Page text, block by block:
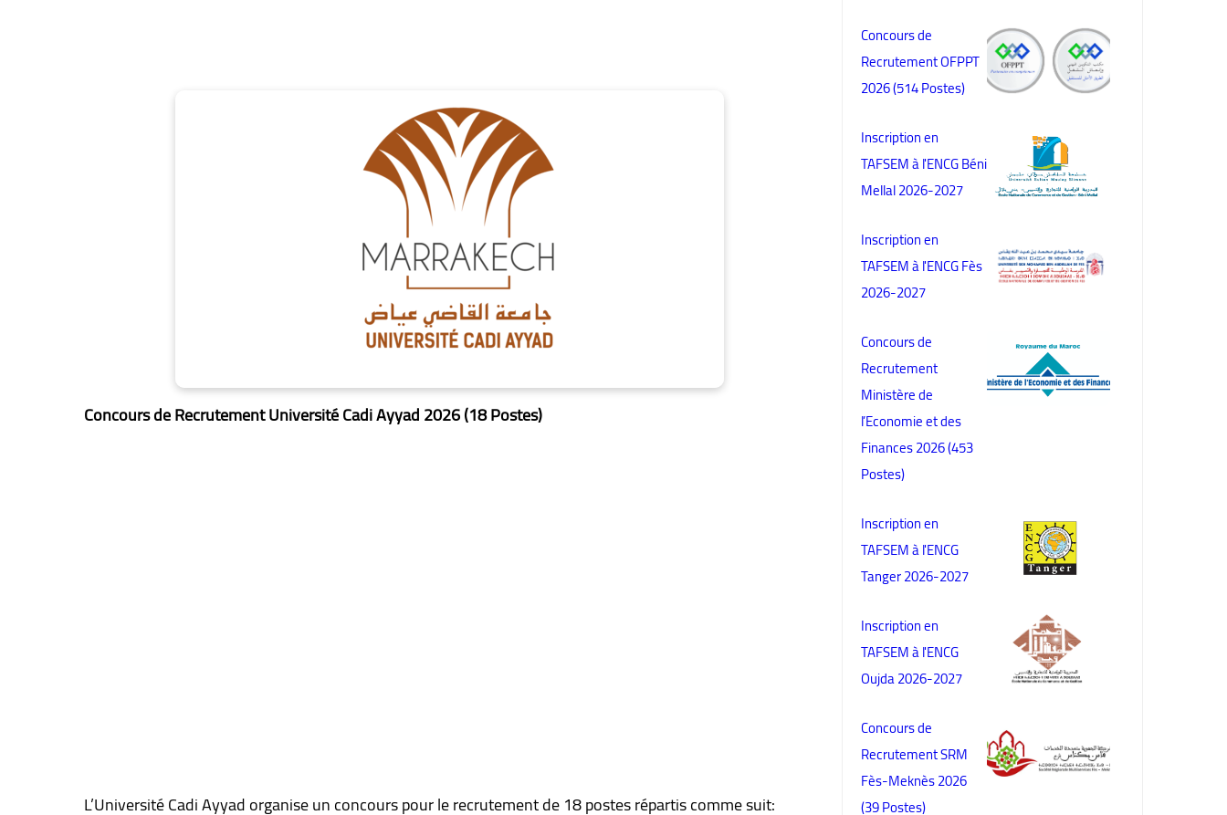
Concours de Recrutement Université Cadi Ayyad 2026 (18 Postes)
L’Université Cadi Ayyad organise un concours pour le recrutement de 18 postes répartis comme suit:
Concours de
Recrutement OFPPT
2026 (514 Postes)
Inscription en
TAFSEM à l'ENCG Béni
Mellal 2026-2027
Inscription en
TAFSEM à l'ENCG Fès
2026-2027
Concours de
Recrutement
Ministère de
l’Economie et des
Finances 2026 (453
Postes)
Inscription en
TAFSEM à l'ENCG
Tanger 2026-2027
Inscription en
TAFSEM à l'ENCG
Oujda 2026-2027
Concours de
Recrutement SRM
Fès-Meknès 2026
(39 Postes)